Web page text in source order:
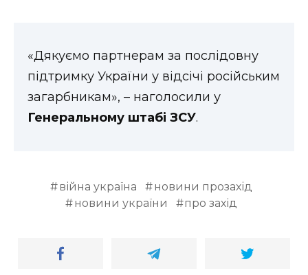
«Дякуємо партнерам за послідовну
підтримку України у відсічі російським
загарбникам», – наголосили у
Генеральному штабі ЗСУ.
війна україна
новини прозахід
новини україни
про захід